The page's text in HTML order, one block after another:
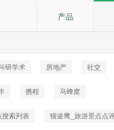
产品
研学术 房地产
社交
招聘 拍卖 音乐
携程 马蜂窝
索列表 猫途鹰_旅游景点点